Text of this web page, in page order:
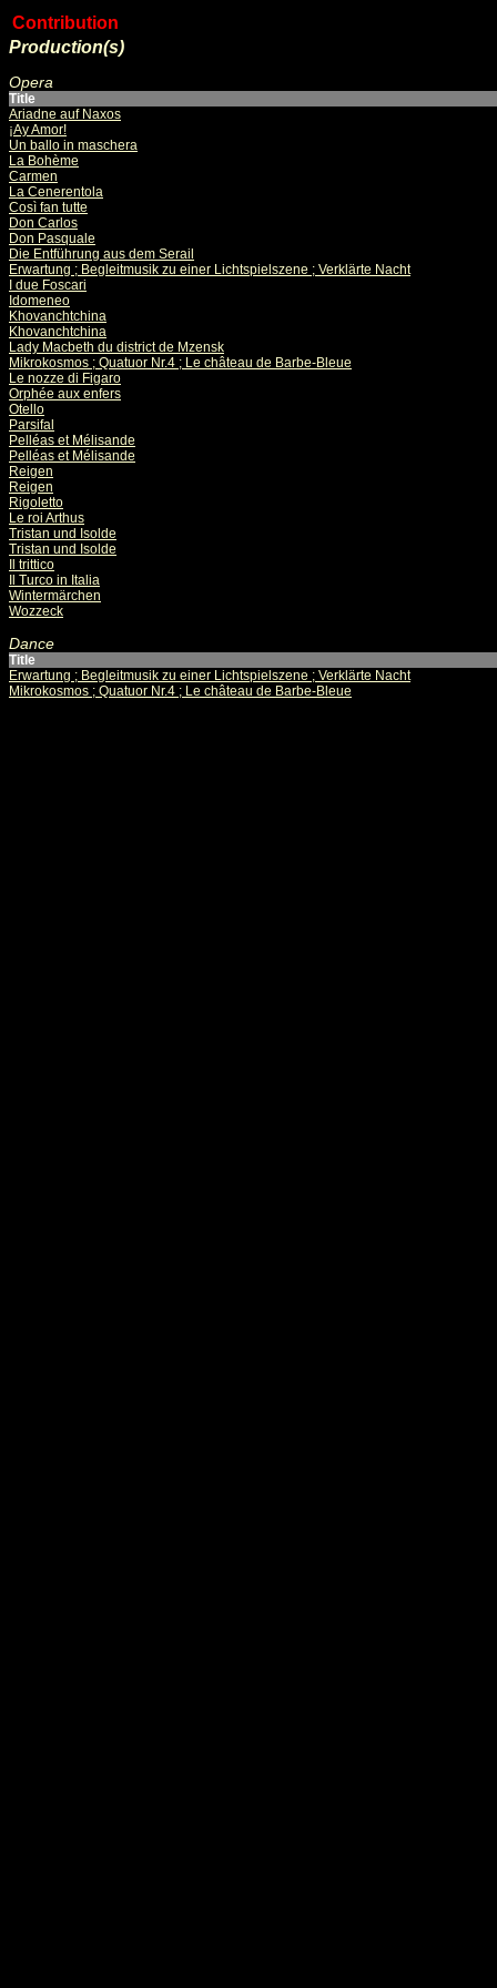
Contribution
Production(s)
Opera
Title
Ariadne auf Naxos
¡Ay Amor!
Un ballo in maschera
La Bohème
Carmen
La Cenerentola
Così fan tutte
Don Carlos
Don Pasquale
Die Entführung aus dem Serail
Erwartung ; Begleitmusik zu einer Lichtspielszene ; Verklärte Nacht
I due Foscari
Idomeneo
Khovanchtchina
Khovanchtchina
Lady Macbeth du district de Mzensk
Mikrokosmos ; Quatuor Nr.4 ; Le château de Barbe-Bleue
Le nozze di Figaro
Orphée aux enfers
Otello
Parsifal
Pelléas et Mélisande
Pelléas et Mélisande
Reigen
Reigen
Rigoletto
Le roi Arthus
Tristan und Isolde
Tristan und Isolde
Il trittico
Il Turco in Italia
Wintermärchen
Wozzeck
Dance
Title
Erwartung ; Begleitmusik zu einer Lichtspielszene ; Verklärte Nacht
Mikrokosmos ; Quatuor Nr.4 ; Le château de Barbe-Bleue